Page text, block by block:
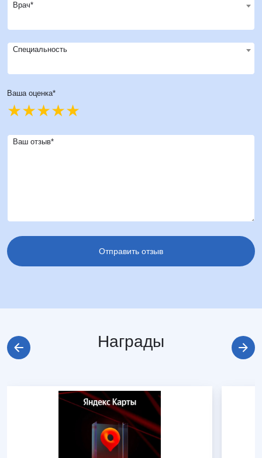
Врач*
Специальность
Ваша оценка*
Ваш отзыв*
Награды